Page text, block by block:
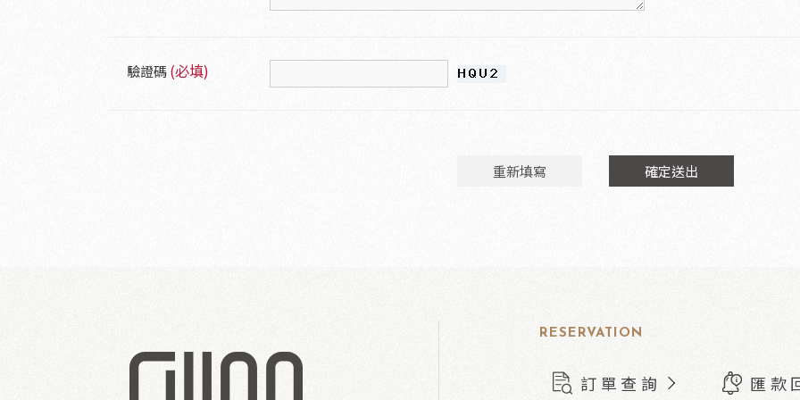
驗證碼(必填)
RESERVATION
訂單查詢 匯款